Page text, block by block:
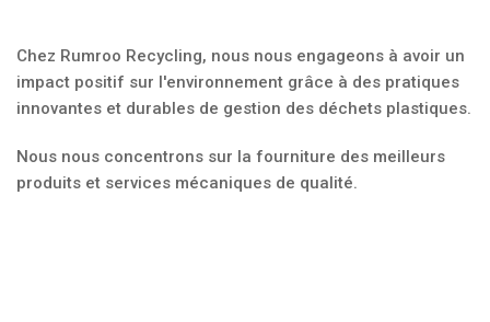
Chez Rumroo Recycling, nous nous engageons à avoir un
impact positif sur l'environnement grâce à des pratiques
innovantes et durables de gestion des déchets plastiques.
Nous nous concentrons sur la fourniture des meilleurs
produits et services mécaniques de qualité.